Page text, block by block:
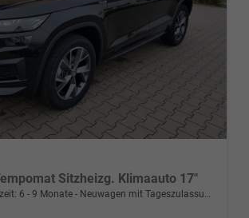
Sitzheizg. Klimaauto 17"
6 - 9 Monate Neuwagen mit Tageszulassung